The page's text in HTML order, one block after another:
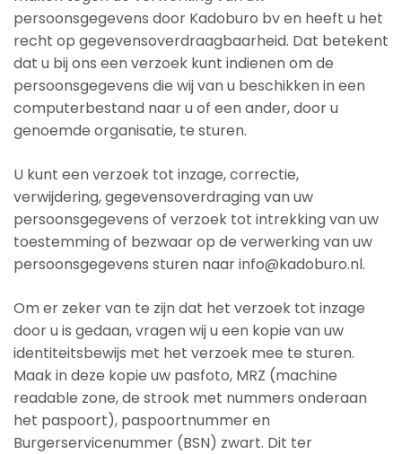
persoonsgegevens door Kadoburo bv en heeft u het
recht op gegevensoverdraagbaarheid. Dat betekent
dat u bij ons een verzoek kunt indienen om de
persoonsgegevens die wij van u beschikken in een
computerbestand naar u of een ander, door u
genoemde organisatie, te sturen.
U kunt een verzoek tot inzage, correctie,
verwijdering, gegevensoverdraging van uw
persoonsgegevens of verzoek tot intrekking van uw
toestemming of bezwaar op de verwerking van uw
persoonsgegevens sturen naar info@kadoburo.nl.
Om er zeker van te zijn dat het verzoek tot inzage
door u is gedaan, vragen wij u een kopie van uw
identiteitsbewijs met het verzoek mee te sturen.
Maak in deze kopie uw pasfoto, MRZ (machine
readable zone, de strook met nummers onderaan
het paspoort), paspoortnummer en
Burgerservicenummer (BSN) zwart. Dit ter